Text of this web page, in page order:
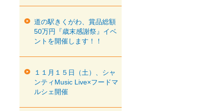
道の駅きくがわ、賞品総額
50万円『歳末感謝祭』イベ
ントを開催します！！
１１月１５日（土）、シャ
ンティMusic Live×フードマ
ルシェ開催